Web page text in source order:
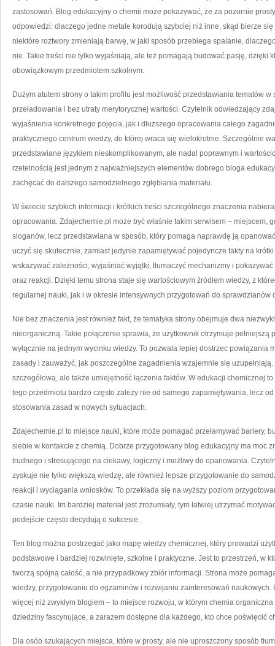
zastosowań. Blog edukacyjny o chemii może pokazywać, że za pozornie
odpowiedzi: dlaczego jedne metale korodują szybciej niż inne, skąd bierze się
niektóre roztwory zmieniają barwę, w jaki sposób przebiega spalanie,
nie. Takie treści nie tylko wyjaśniają, ale też pomagają budować pasję, dzięki
obowiązkowym przedmiotem szkolnym.
Dużym atutem strony o takim profilu jest możliwość przedstawiania tematów
przeładowania i bez utraty merytorycznej wartości. Czytelnik odwiedzający
wyjaśnienia konkretnego pojęcia, jak i dłuższego opracowania całego
praktycznego centrum wiedzy, do której wraca się wielokrotnie. Szczególnie
przedstawiane językiem nieskomplikowanym, ale nadal poprawnym i
rzetelnością jest jednym z najważniejszych elementów dobrego bloga
zachęcać do dalszego samodzielnego zgłębiania materiału.
W świecie szybkich informacji i krótkich treści szczególnego znaczenia
opracowania. Zdajechemie.pl może być właśnie takim serwisem – miejscem,
sloganów, lecz przedstawiana w sposób, który pomaga naprawdę ją
uczyć się skutecznie, zamiast jedynie zapamiętywać pojedyncze fakty na
wskazywać zależności, wyjaśniać wyjątki, tłumaczyć mechanizmy i
oraz reakcji. Dzięki temu strona staje się wartościowym źródłem wiedzy, z
regularnej nauki, jak i w okresie intensywnych przygotowań do sprawdzianów
Nie bez znaczenia jest również fakt, że tematyka strony obejmuje dwa
nieorganiczną. Takie połączenie sprawia, że użytkownik otrzymuje pełniejszą
wyłącznie na jednym wycinku wiedzy. To pozwala lepiej dostrzec powiązania
zasady i zauważyć, jak poszczególne zagadnienia wzajemnie się
szczegółową, ale także umiejętność łączenia faktów. W edukacji chemicznej
tego przedmiotu bardzo często zależy nie od samego zapamiętywania, lecz
stosowania zasad w nowych sytuacjach.
Zdajechemie.pl to miejsce nauki, które może pomagać przełamywać bariery,
siebie w kontakcie z chemią. Dobrze przygotowany blog edukacyjny ma moc
trudnego i stresującego na ciekawy, logiczny i możliwy do opanowania.
zyskuje nie tylko większą wiedzę, ale również lepsze przygotowanie do
reakcji i wyciągania wniosków. To przekłada się na wyższy poziom
czasie nauki. Im bardziej materiał jest zrozumiały, tym łatwiej utrzymać
podejście często decydują o sukcesie.
Ten blog można postrzegać jako mapę wiedzy chemicznej, który prowadzi
podstawowe i bardziej rozwinięte, szkolne i praktyczne. Jest to przestrzeń, w
tworzą spójną całość, a nie przypadkowy zbiór informacji. Strona może
wiedzy, przygotowaniu do egzaminów i rozwijaniu zainteresowań
więcej niż zwykłym blogiem – to miejsce rozwoju, w którym chemia
dziedziny fascynujące, a zarazem dostępne dla każdego, kto chce poświęcić
Dla osób szukających miejsca, które w prosty, ale nie uproszczony sposób